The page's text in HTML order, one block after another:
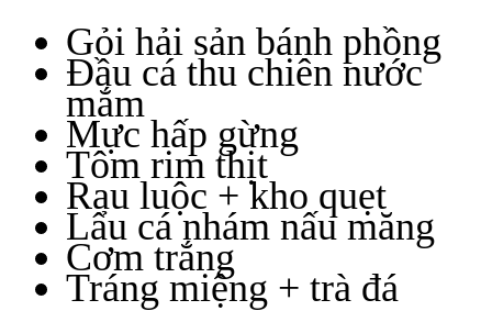
Gỏi hải sản bánh phồng
Đầu cá thu chiên nước
mắm
Mực hấp gừng
Tôm rim thịt
Rau luộc + kho quẹt
Lẩu cá nhám nấu măng
Cơm trắng
Tráng miệng + trà đá